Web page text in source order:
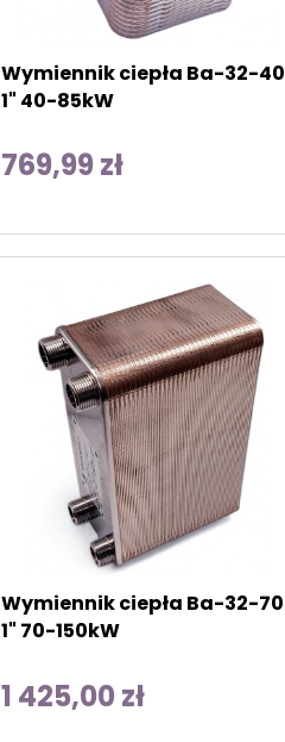
Wymiennik ciepła Ba-32-40
1" 40-85kW
769,99 zł
Wymiennik ciepła Ba-32-70
1" 70-150kW
1 425,00 zł